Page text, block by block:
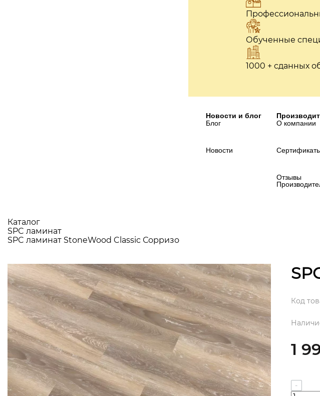
Обученные
1000 + сданных
Новости и блог
Блог
Новости
О компании
Отзывы
Каталог
SPC ламинат
SPC ламинат StoneWood Classic Сорризо
Код
1
-